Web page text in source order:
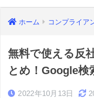
ホーム コンプライア
無料で使える反
とめ！Google検
2022年10月13日